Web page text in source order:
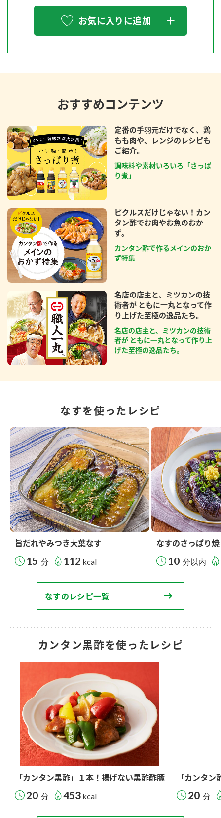
お気に入りに追加
おすすめコンテンツ
定番の手羽元だけでなく、鶏
もも肉や、レンジのレシピも
ご紹介。
調味料や素材いろいろ「さっぱ
り煮」
ピクルスだけじゃない！カン
タン酢でお肉やお魚のおか
ず。
カンタン酢で作るメインのおか
ず特集
名店の店主と、ミツカンの技
術者が ともに一丸となって作
り上げた至極の逸品たち。
名店の店主と、ミツカンの技術
者が ともに一丸となって作り上
げた至極の逸品たち。
なすを使ったレシピ
旨だれやみつき大葉なす
15 分 112 kcal
なすのさっぱり
10 分以内
なすのレシピ一覧
カンタン黒酢を使ったレシピ
「カンタン黒酢」１本！揚げない黒酢酢豚
20 分 453 kcal
「カンタ
20 分